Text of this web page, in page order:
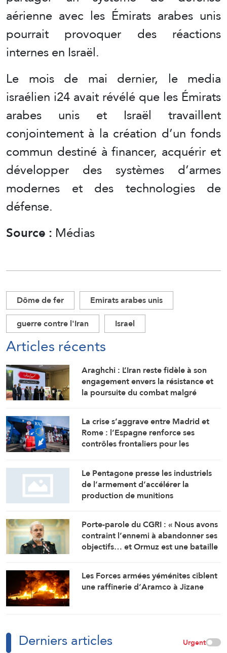
aérienne avec les Émirats arabes unis
pourrait provoquer des réactions
internes en Israël.
Le mois de mai dernier, le media
israélien i24 avait révélé que les Émirats
arabes unis et Israël travaillent
conjointement à la création d’un fonds
commun destiné à financer, acquérir et
développer des systèmes d’armes
modernes et des technologies de
défense.
Source : Médias
Dôme de fer
Emirats arabes unis
guerre contre l'Iran
Israel
Articles récents
Araghchi : L’Iran reste fidèle à son
engagement envers la résistance et
la poursuite du combat malgré
La crise s’aggrave entre Madrid et
Rome : l’Espagne renforce ses
contrôles frontaliers pour les
Le Pentagone presse les industriels
de l’armement d’accélérer la
production de munitions
Porte-parole du CGRI : « Nous avons
contraint l’ennemi à abandonner ses
objectifs… et Ormuz est une bataille
Les Forces armées yéménites ciblent
une raffinerie d’Aramco à Jizane
Derniers articles Urgent